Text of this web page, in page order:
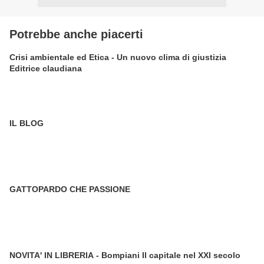
Potrebbe anche piacerti
Crisi ambientale ed Etica - Un nuovo clima di giustizia
Editrice claudiana
IL BLOG
GATTOPARDO CHE PASSIONE
NOVITA' IN LIBRERIA - Bompiani Il capitale nel XXI secolo